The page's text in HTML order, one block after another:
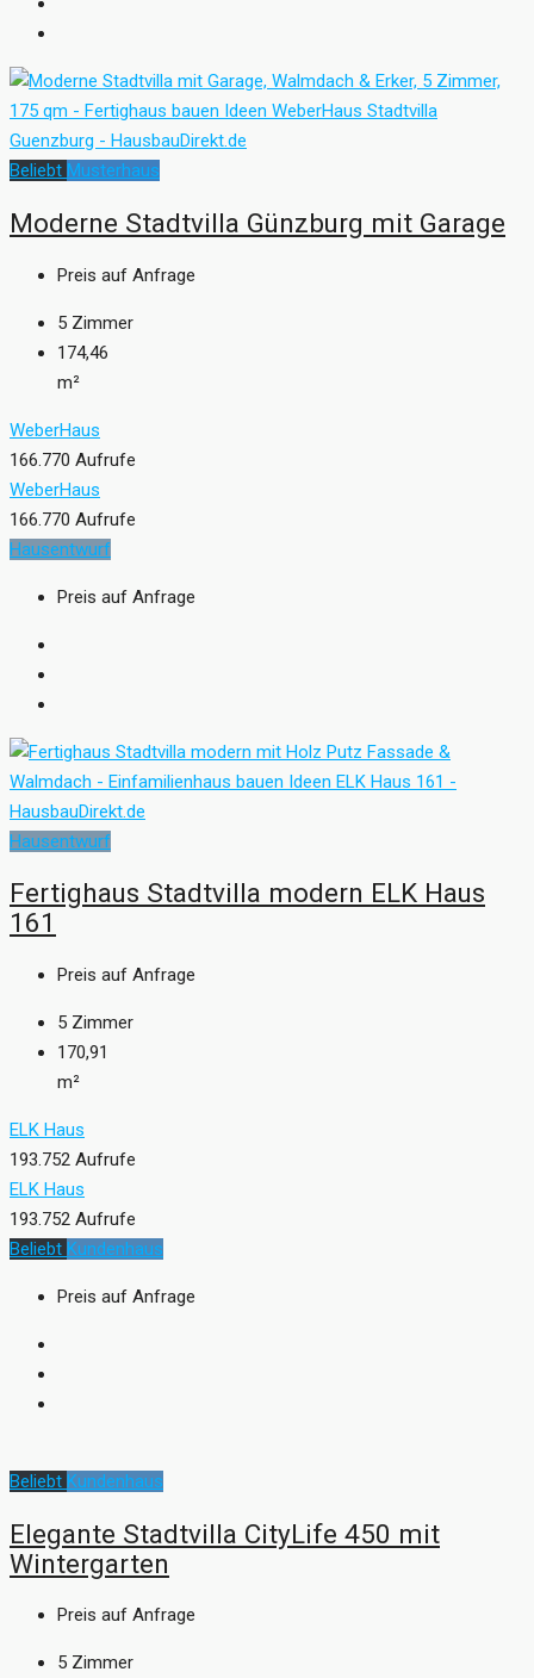
Beliebt Musterhaus
Moderne Stadtvilla Günzburg mit Garage
Preis auf Anfrage
5 Zimmer
174,46
m²
WeberHaus
166.770 Aufrufe
WeberHaus
166.770 Aufrufe
Hausentwurf
Preis auf Anfrage
Hausentwurf
Fertighaus Stadtvilla modern ELK Haus
161
Preis auf Anfrage
5 Zimmer
170,91
m²
ELK Haus
193.752 Aufrufe
ELK Haus
193.752 Aufrufe
Beliebt Kundenhaus
Preis auf Anfrage
Beliebt Kundenhaus
Elegante Stadtvilla CityLife 450 mit
Wintergarten
Preis auf Anfrage
5 Zimmer